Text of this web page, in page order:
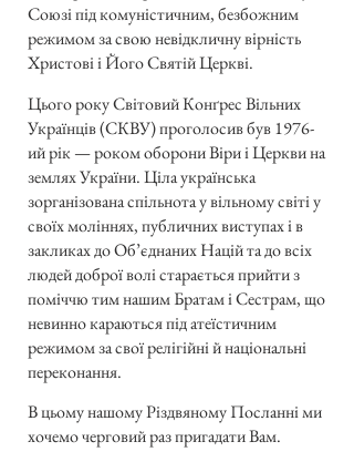
Союзі під комуністичним, безбожним
режимом за свою невідкличну вірність
Христові і Його Святій Церкві.
Цього року Світовий Конґрес Вільних
Українців (СКВУ) проголосив був 1976-
ий рік — роком оборони Віри і Церкви на
землях України. Ціла українська
зорганізована спільнота у вільному світі у
своїх моліннях, публичних виступах і в
закликах до Об’єднаних Націй та до всіх
людей доброї волі старається прийти з
поміччю тим нашим Братам і Сестрам, що
невинно караються під атеїстичним
режимом за свої релігійні й національні
переконання.
В цьому нашому Різдвяному Посланні ми
хочемо черговий раз пригадати Вам.